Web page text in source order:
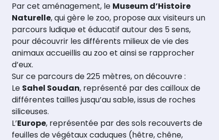
Par cet aménagement, le Museum d’Histoire
Naturelle, qui gère le zoo, propose aux visiteurs un
parcours ludique et éducatif autour des 5 sens,
pour découvrir les différents milieux de vie des
animaux accueillis au zoo et ainsi se rapprocher
d’eux.
Sur ce parcours de 225 mètres, on découvre :
Le Sahel Soudan, représenté par des cailloux de
différentes tailles jusqu’au sable, issus de roches
siliceuses.
L’Europe, représentée par des sols recouverts de
feuilles de végétaux caduques (hêtre, chêne,